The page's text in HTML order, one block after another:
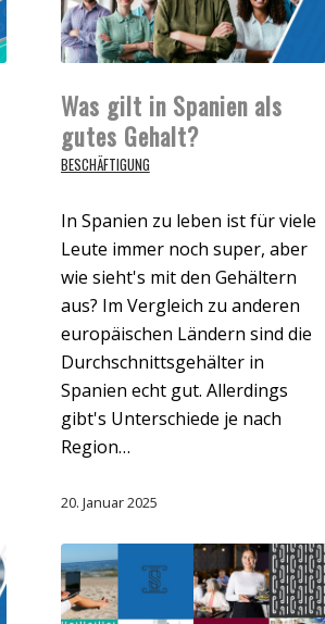
Was gilt in Spanien als
gutes Gehalt?
BESCHÄFTIGUNG
In Spanien zu leben ist für viele
Leute immer noch super, aber
wie sieht's mit den Gehältern
aus? Im Vergleich zu anderen
europäischen Ländern sind die
Durchschnittsgehälter in
Spanien echt gut. Allerdings
gibt's Unterschiede je nach
Region…
20. Januar 2025